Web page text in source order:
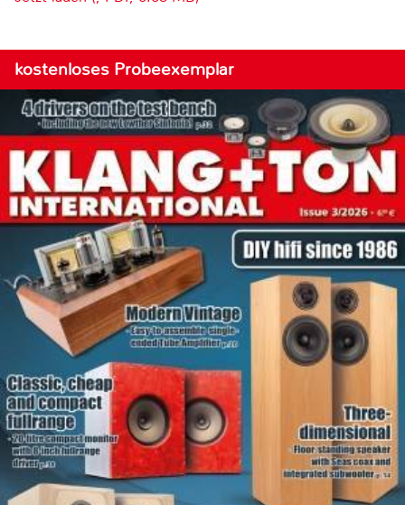
kostenloses Probeexemplar